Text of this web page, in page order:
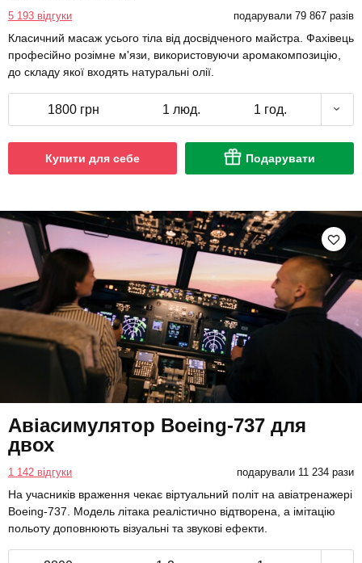
5 193 відгуки подарували 79 867 разів
Класичний масаж усього тіла від досвідченого майстра. Фахівець
професійно розімне м'язи, використовуючи аромакомпозицію,
до складу якої входять натуральні олії.
1800 грн 1 люд. 1 год.
Купити для себе Подарувати
Авіасимулятор Boeing-737 для
двох
1 142 відгуки подарували 11 234 рази
На учасників враження чекає віртуальний політ на авіатренажері
Boeing-737. Модель літака реалістично відтворена, а імітацію
польоту доповнюють візуальні та звукові ефекти.